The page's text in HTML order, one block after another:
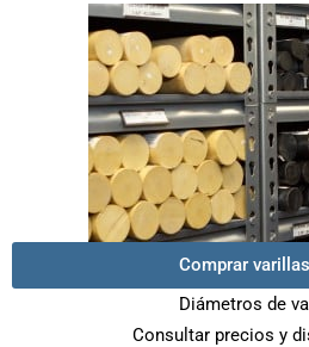
Comprar
Diámetros de
Consultar precios y